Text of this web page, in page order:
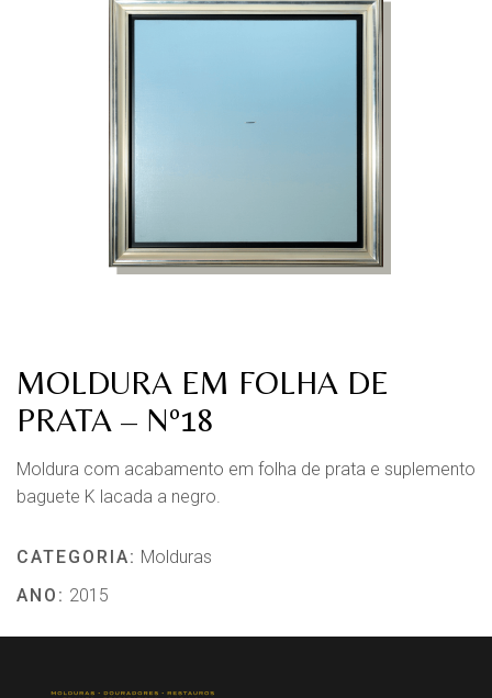
MOLDURA EM FOLHA DE
PRATA – Nº18
Moldura com acabamento em folha de prata e suplemento
baguete K lacada a negro.
CATEGORIA: Molduras
ANO: 2015